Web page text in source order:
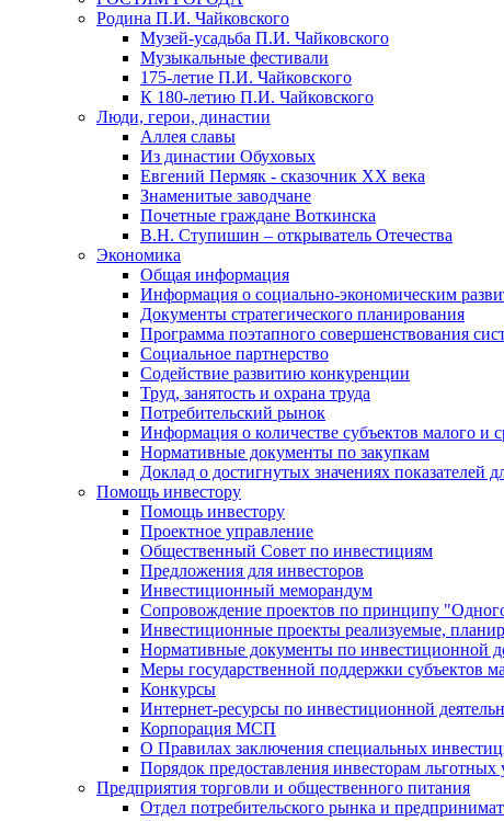
Родина П.И. Чайковского
Музей-усадьба П.И. Чайковского
Музыкальные фестивали
175-летие П.И. Чайковского
К 180-летию П.И. Чайковского
Люди, герои, династии
Аллея славы
Из династии Обуховых
Евгений Пермяк - сказочник XX века
Знаменитые заводчане
Почетные граждане Воткинска
В.Н. Ступишин – открыватель Отечества
Экономика
Общая информация
Информация о социально-экономическим
Документы стратегического планирования
Программа поэтапного совершенствования
Социальное партнерство
Содействие развитию конкуренции
Труд, занятость и охрана труда
Потребительский рынок
Информация о количестве субъектов малого и
Нормативные документы по закупкам
Доклад о достигнутых значениях показателей
Помощь инвестору
Помощь инвестору
Проектное управление
Общественный Совет по инвестициям
Предложения для инвесторов
Инвестиционный меморандум
Сопровождение проектов по принципу
Инвестиционные проекты реализуемые,
Нормативные документы по инвестиционной
Меры государственной поддержки субъектов
Конкурсы
Интернет-ресурсы по инвестиционной
Корпорация МСП
О Правилах заключения специальных
Порядок предоставления инвесторам
Предприятия торговли и общественного питания
Отдел потребительского рынка и